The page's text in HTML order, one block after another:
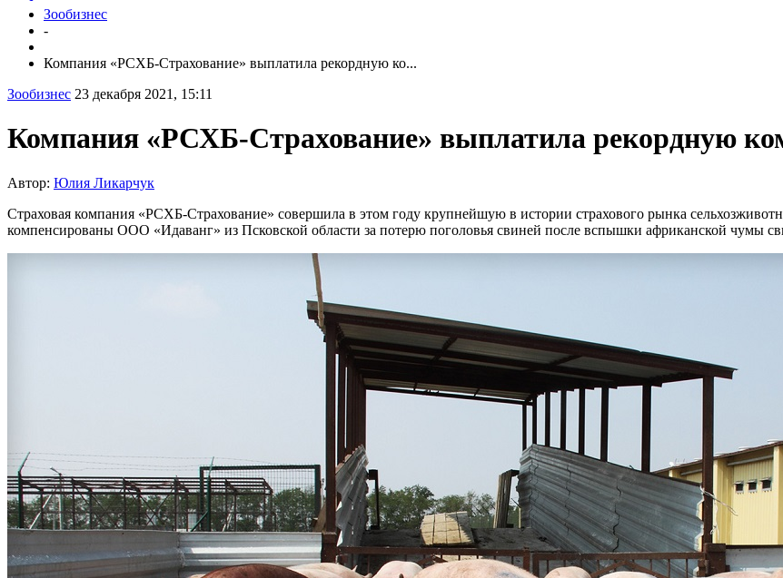
Зообизнес
-
Компания «РСХБ-Страхование» выплатила рекордную ко...
Зообизнес 23 декабря 2021, 15:11
Компания «РСХБ-Страхование» выплатила рекордную
Автор: Юлия Ликарчук
Страховая компания «РСХБ-Страхование» совершила в этом году крупнейшую в истории страхового рынка
компенсированы ООО «Идаванг» из Псковской области за потерю поголовья свиней после вспышки африканской чумы